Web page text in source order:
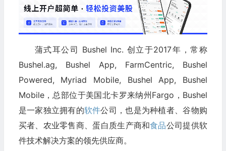
蒲式耳公司 Bushel Inc. 创立于2017年，常称
Bushel.ag, Bushel App, FarmCentric, Bushel
Powered, Myriad Mobile, Bushel App, Bushel
Mobile，总部位于美国北卡罗来纳州Fargo，Bushel
是一家独立拥有的软件公司，也是为种植者、谷物购
买者、农业零售商、蛋白质生产商和食品公司提供软
件技术解决方案的领先供应商。